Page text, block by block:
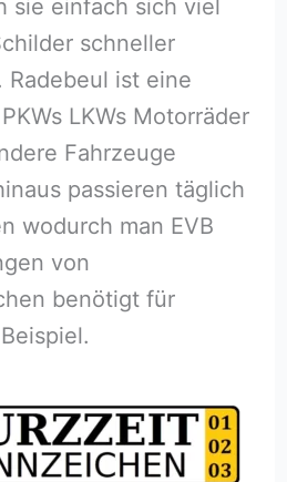
sie einfach sich viel
schneller
ist eine
LKWs Motorräder
Fahrzeuge
passieren täglich
wodurch man EVB
von
benötigt für